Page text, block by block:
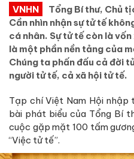
VNHN
Tổng Bí thư, Chủ
Cần nhìn nhận sự tử tế
cá nhân. Sự tử tế còn là
là một phần nền tảng của
Chúng ta phấn đấu cả đời
người tử tế, cả xã hội tử tế.
Tạp chí Việt Nam Hội nhập
bài phát biểu của Tổng Bí
cuộc gặp mặt 100 tấm
“Việc tử tế”.